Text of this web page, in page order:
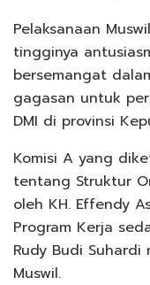
Pelaksanaan
tingginya
bersemangat
gagasan untuk
DMI di provinsi
Komisi A yang
tentang Struktur
oleh KH. Effendy
Program Kerja
Rudy Budi
Muswil.